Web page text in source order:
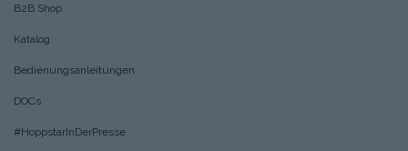
B2B Shop
Katalog
Bedienungsanleitungen
DOCs
#HoppstarInDerPresse